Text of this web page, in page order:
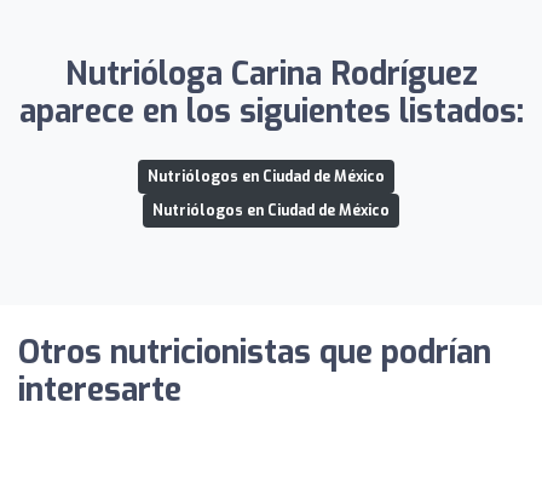
Nutrióloga Carina Rodríguez
aparece en los siguientes listados:
Nutriólogos en Ciudad de México
Nutriólogos en Ciudad de México
Otros nutricionistas que podrían
interesarte